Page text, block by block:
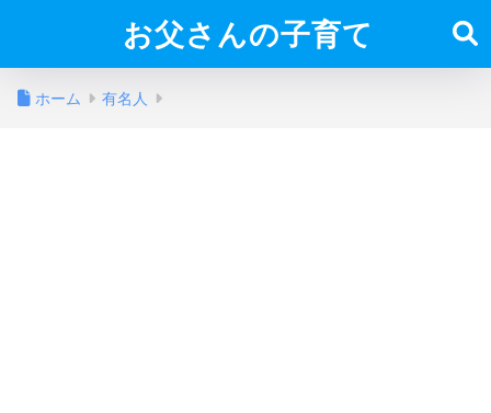
お父さんの子育て
ホーム 有名人